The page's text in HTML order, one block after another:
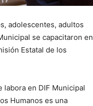
adolescentes, adultos
se capacitaron en
Estatal de los
labora en DIF Municipal
Humanos es una